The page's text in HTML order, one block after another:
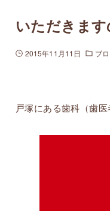
いただきます
2015年11月11日 ブ
戸塚にある歯科（歯